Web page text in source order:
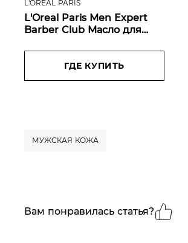
L'OREAL PARIS
L'Oreal Paris Men Expert
Barber Club Масло для
смягчающее, с маслом
кедрового дерева, 30 мл
ГДЕ КУПИТЬ
МУЖСКАЯ КОЖА
Вам понравилась статья?